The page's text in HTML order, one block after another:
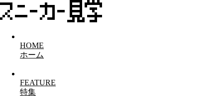
HOME
ホーム
FEATURE
特集